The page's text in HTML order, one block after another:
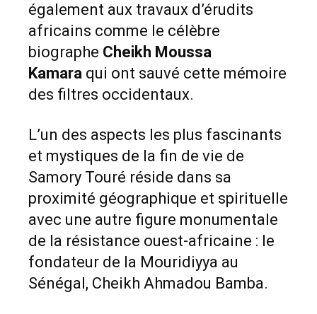
également aux travaux d’érudits
africains comme le célèbre
biographe Cheikh Moussa
Kamara qui ont sauvé cette mémoire
des filtres occidentaux.
L’un des aspects les plus fascinants
et mystiques de la fin de vie de
Samory Touré réside dans sa
proximité géographique et spirituelle
avec une autre figure monumentale
de la résistance ouest-africaine : le
fondateur de la Mouridiyya au
Sénégal, Cheikh Ahmadou Bamba.